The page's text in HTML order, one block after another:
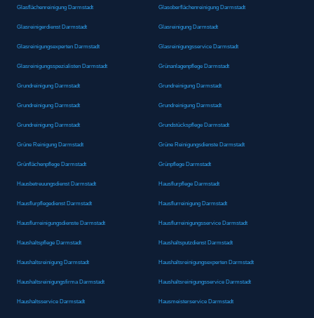
Glasflächenreinigung Darmstadt Glasoberflächenreinigung Darmstadt
Glasreinigerdienst Darmstadt Glasreinigung Darmstadt
Glasreinigungsexperten Darmstadt Glasreinigungsservice Darmstadt
Glasreinigungsspezialisten Darmstadt Grünanlagenpflege Darmstadt
Grundreinigung Darmstadt Grundreinigung Darmstadt
Grundreinigung Darmstadt Grundreinigung Darmstadt
Grundreinigung Darmstadt Grundstückspflege Darmstadt
Grüne Reinigung Darmstadt Grüne Reinigungsdienste Darmstadt
Grünflächenpflege Darmstadt Grünpflege Darmstadt
Hausbetreuungsdienst Darmstadt Hausflurpflege Darmstadt
Hausflurpflegedienst Darmstadt Hausflurreinigung Darmstadt
Hausflurreinigungsdienste Darmstadt Hausflurreinigungsservice Darmstadt
Haushaltspflege Darmstadt Haushaltsputzdienst Darmstadt
Haushaltsreinigung Darmstadt Haushaltsreinigungsexperten Darmstadt
Haushaltsreinigungsfirma Darmstadt Haushaltsreinigungsservice Darmstadt
Haushaltsservice Darmstadt Hausmeisterservice Darmstadt